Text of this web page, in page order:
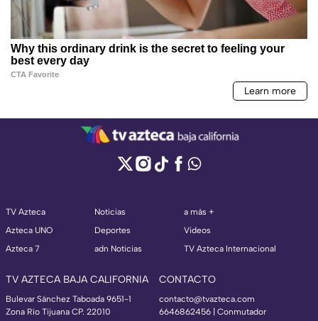
TV Azteca
Azteca UNO
Azteca 7
Noticias
Deportes
adn Noticias
a más +
Videos
TV Azteca Internacional
TV AZTECA BAJA CALIFORNIA
Bulevar Sánchez Taboada 9651-1
Zona Río Tijuana CP. 22010
CONTACTO
contacto@tvazteca.com
6646862456 | Conmutador